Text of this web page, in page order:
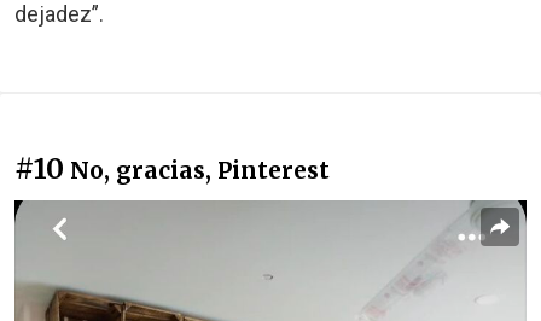
dejadez”.
#10 No, gracias, Pinterest